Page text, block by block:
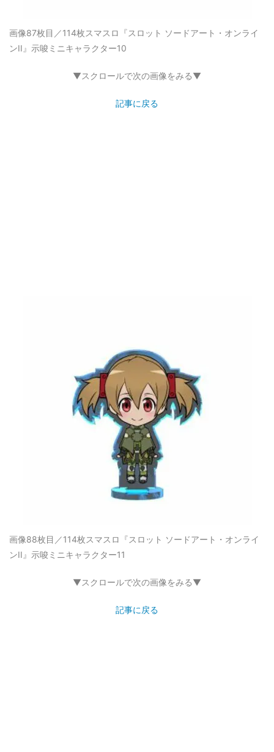
画像87枚目／114枚スマスロ『スロット ソードアート・オンライ
ンII』示唆ミニキャラクター10
▼スクロールで次の画像をみる▼
記事に戻る
画像88枚目／114枚スマスロ『スロット ソードアート・オンライ
ンII』示唆ミニキャラクター11
▼スクロールで次の画像をみる▼
記事に戻る